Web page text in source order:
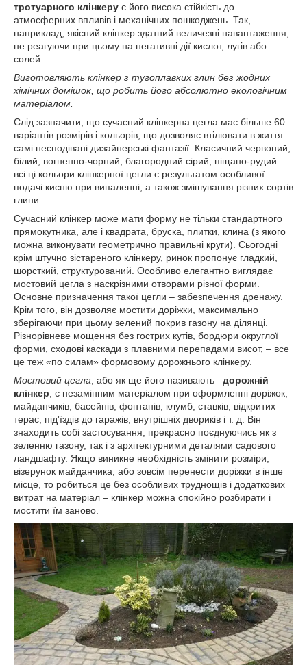
тротуарного клінкеру є його висока стійкість до
атмосферних впливів і механічних пошкоджень. Так,
наприклад, якісний клінкер здатний величезні навантаження,
не реагуючи при цьому на негативні дії кислот, лугів або
солей.
Виготовляють клінкер з тугоплавких глин без жодних
хімічних домішок, що робить його абсолютно екологічним
матеріалом.
Слід зазначити, що сучасний клінкерна цегла має більше 60
варіантів розмірів і кольорів, що дозволяє втілювати в життя
самі несподівані дизайнерські фантазії. Класичний червоний,
білий, вогненно-чорний, благородний сірий, піщано-рудий –
всі ці кольори клінкерної цегли є результатом особливої
подачі кисню при випаленні, а також змішування різних сортів
глини.
Сучасний клінкер може мати форму не тільки стандартного
прямокутника, але і квадрата, бруска, плитки, клина (з якого
можна виконувати геометрично правильні круги). Сьогодні
крім штучно зістареного клінкеру, ринок пропонує гладкий,
шорсткий, структурований. Особливо елегантно виглядає
мостовий цегла з наскрізними отворами різної форми.
Основне призначення такої цегли – забезпечення дренажу.
Крім того, він дозволяє мостити доріжки, максимально
зберігаючи при цьому зелений покрив газону на ділянці.
Різнорівневе мощення без гострих кутів, бордюри округлої
форми, сходові каскади з плавними перепадами висот, – все
це теж «по силам» формовому дорожнього клінкеру.
Мостовий цегла , або як ще його називають –дорожній
клінкер , є незамінним матеріалом при оформленні доріжок,
майданчиків, басейнів, фонтанів, клумб, ставків, відкритих
терас, під'їздів до гаражів, внутрішніх двориків і т. д. Він
знаходить собі застосування, прекрасно поєднуючись як з
зеленню газону, так і з архітектурними деталями садового
ландшафту. Якщо виникне необхідність змінити розміри,
візерунок майданчика, або зовсім перенести доріжки в інше
місце, то робиться це без особливих труднощів і додаткових
витрат на матеріал – клінкер можна спокійно розбирати і
мостити їм заново.